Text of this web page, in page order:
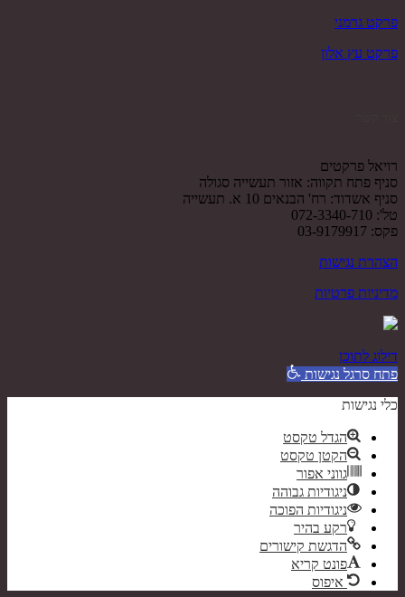
פרקט גרמני
פרקט עץ אלון
רויאל פרקטים
סניף פתח תקווה: אזור תעשייה סגולה
סניף אשדוד: רח' הבנאים 10 א. תעשייה
טל': 072-3340-710
פקס: 03-9179917
הצהרת נגישות
מדיניות פרטיות
דילוג לתוכן
פתח סרגל נגישות
כלי נגישות
הגדל טקסט
הקטן טקסט
גווני אפור
ניגודיות גבוהה
ניגודיות הפוכה
רקע בהיר
הדגשת קישורים
פונט קריא
איפוס